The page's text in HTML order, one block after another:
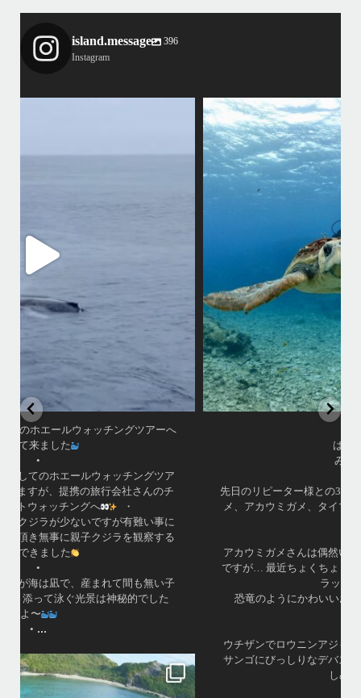
island.message
396
Instagram
island.message
はいさい！
先日のリピーター様との3日間のダイビングではアオウミガメ、アカウ
ミガメ、タイマイとトリプルカメが見られました
アカウミガメさんは偶然いてくれない限り探すのは難しいですが… 最近
ウチザンでロウニンアジも見れて、砂地では小さいエビやサンゴにびっ
しりなデバスズメダイなど冬らしい景色も楽しめました
先日のリピーター様との3日間のダイビングではアオウミガ
メ、アカウミガメ、タイマイとトリプルカメが見られまし
た
アカウミガメさんは偶然いてくれない限り探すのは難しい
ですが… 最近ちょくちょく見れているようなので会えたら
ラッキーです
恐竜のようにかわいいお顔に夢中になりましたょ〜
ウチザンでロウニンアジも見れて、砂地では小さいエビや
サンゴにびっしりなデバスズメダイなど冬らしい景色も楽
しめました
• ...